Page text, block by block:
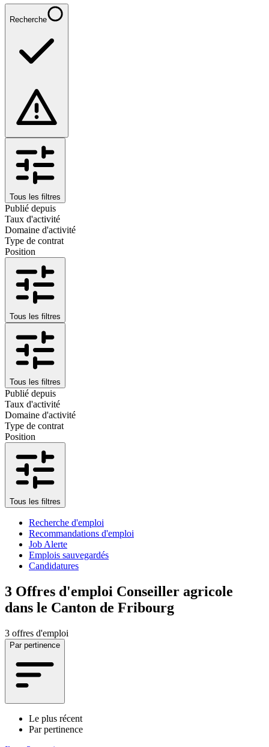
Recherche
Tous les filtres
Publié depuis
Taux d'activité
Domaine d'activité
Type de contrat
Position
Tous les filtres
Tous les filtres
Publié depuis
Taux d'activité
Domaine d'activité
Type de contrat
Position
Tous les filtres
Recherche d'emploi
Recommandations d'emploi
Job Alerte
Emplois sauvegardés
Candidatures
3 Offres d'emploi Conseiller agricole
dans le Canton de Fribourg
3 offres d'emploi
Par pertinence
Le plus récent
Par pertinence